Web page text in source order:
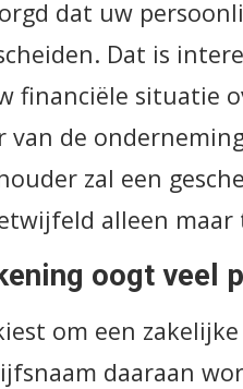
dat uw
Dat is
financiële situatie
van de
zal een
alleen maar
oogt veel
om een
daaraan